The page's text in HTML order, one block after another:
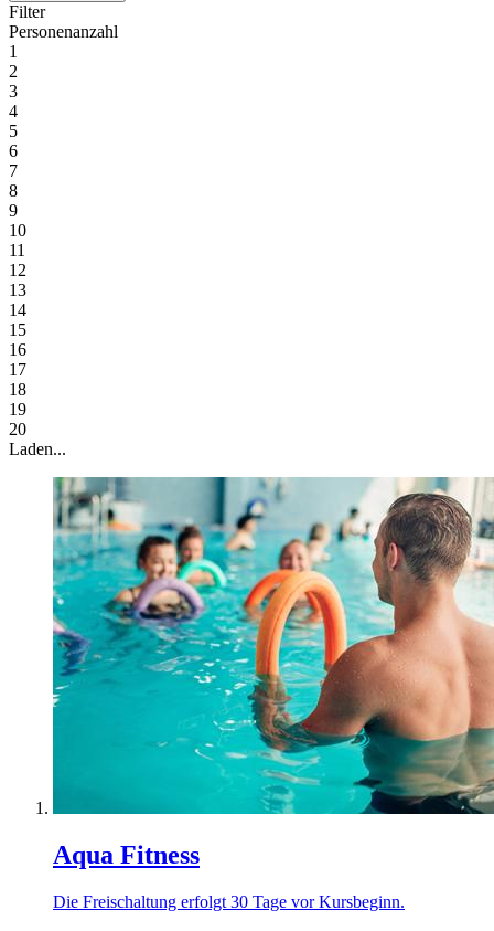
Filter
Personenanzahl
1
2
3
4
5
6
7
8
9
10
11
12
13
14
15
16
17
18
19
20
Laden...
Aqua Fitness
Die Freischaltung erfolgt 30 Tage vor Kursbeginn.